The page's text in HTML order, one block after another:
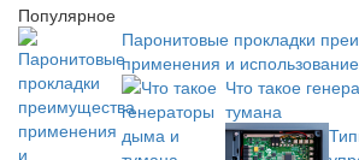
Популярное
Паронитовые прокладки
применения и использование
Что такое
тумана